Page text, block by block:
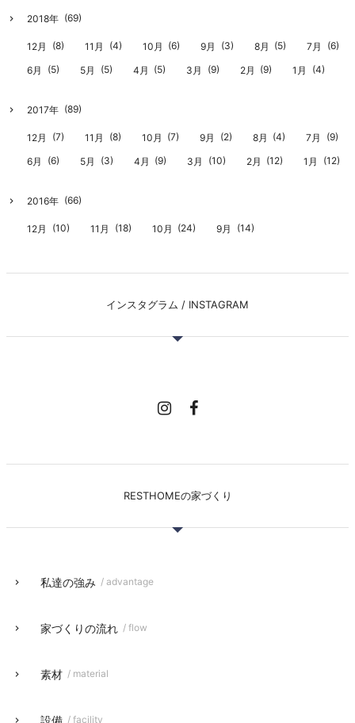
2018年 (69)
12月 (8) 11月 (4) 10月 (6) 9月 (3) 8月 (5) 7月 (6)
6月 (5) 5月 (5) 4月 (5) 3月 (9) 2月 (9) 1月 (4)
2017年 (89)
12月 (7) 11月 (8) 10月 (7) 9月 (2) 8月 (4) 7月 (9)
6月 (6) 5月 (3) 4月 (9) 3月 (10) 2月 (12) 1月 (12)
2016年 (66)
12月 (10) 11月 (18) 10月 (24) 9月 (14)
インスタグラム / INSTAGRAM
RESTHOMEの家づくり
私達の強み / advantage
家づくりの流れ / flow
素材 / material
/ facility